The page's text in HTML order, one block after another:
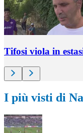
Tifosi viola in
I più visti di